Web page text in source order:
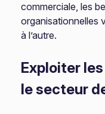
commerciale, les
organisationnelles
à l’autre.
Exploiter
le secteur